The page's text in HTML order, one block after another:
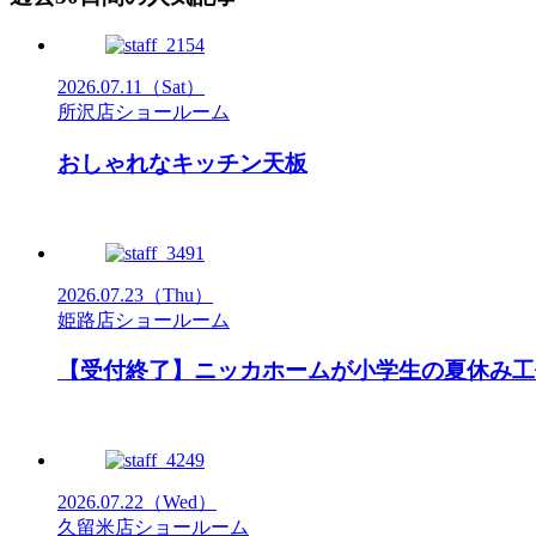
2026.07.11
（Sat）
所沢店ショールーム
おしゃれなキッチン天板
2026.07.23 （Thu）
姫路店ショールーム
【受付終了】ニッカホームが小学生の夏休み
2026.07.22 （Wed）
久留米店ショールーム